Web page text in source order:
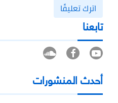
اترك تعليقًا
تابعنا
أحدث المنشورات